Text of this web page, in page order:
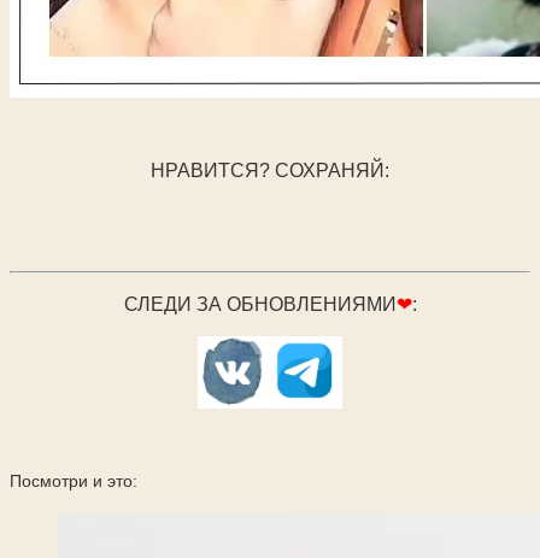
НРАВИТСЯ? СОХРАНЯЙ:
СЛЕДИ ЗА ОБНОВЛЕНИЯМИ ❤:
Посмотри и это: